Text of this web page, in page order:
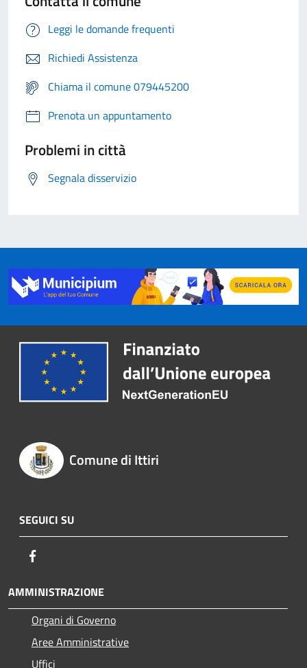
Leggi le domande frequenti
Richiedi Assistenza
Chiama il comune 079445200
Prenota un appuntamento
Problemi in città
Segnala disservizio
Comune di Ittiri
SEGUICI SU
AMMINISTRAZIONE
Organi di Governo
Aree Amministrative
Uffici